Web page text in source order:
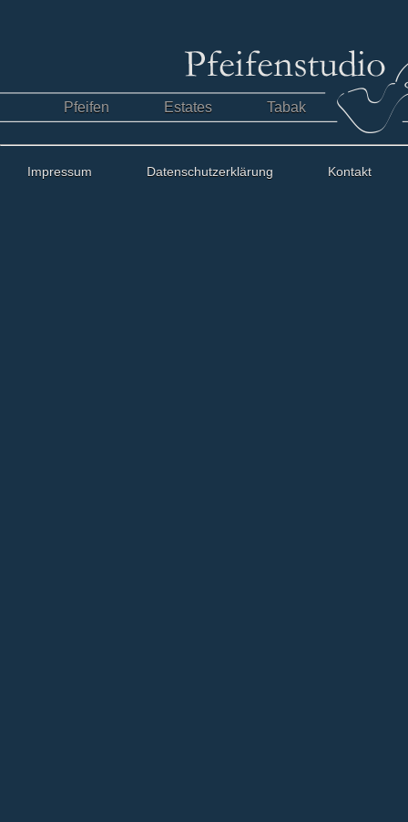
Pfeifen Estates Tabak
Impressum Datenschutzerklärung Kontakt